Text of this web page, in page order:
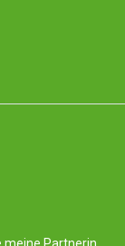
meine Partnerin